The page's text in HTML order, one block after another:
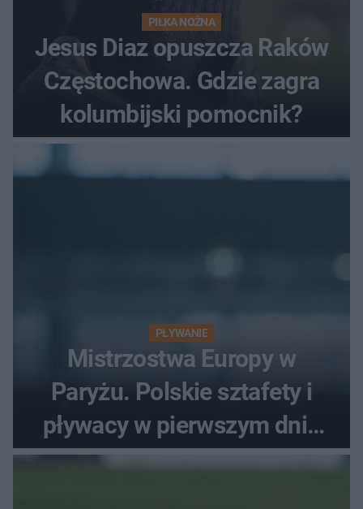
PIŁKA NOŻNA
Jesus Diaz opuszcza Raków
Częstochowa. Gdzie zagra
kolumbijski pomocnik?
PŁYWANIE
Mistrzostwa Europy w
Paryżu. Polskie sztafety i
pływacy w pierwszym dniu
finałów